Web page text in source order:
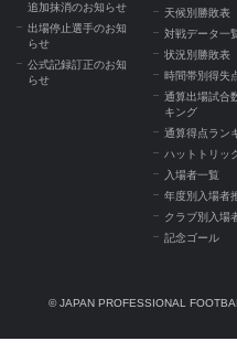
追加抹消のお知らせ
出場停止選手のお知
らせ
公式記録訂正のお知
らせ
天候別勝敗表
対戦データ一
状況別勝敗表
時間帯別得失
通算出場試合
キング
通算得点ラン
ハットトリッ
入場者一覧
年度別入場者
クラブ別入場
記念ゴール
© JAPAN PROFESSIONAL